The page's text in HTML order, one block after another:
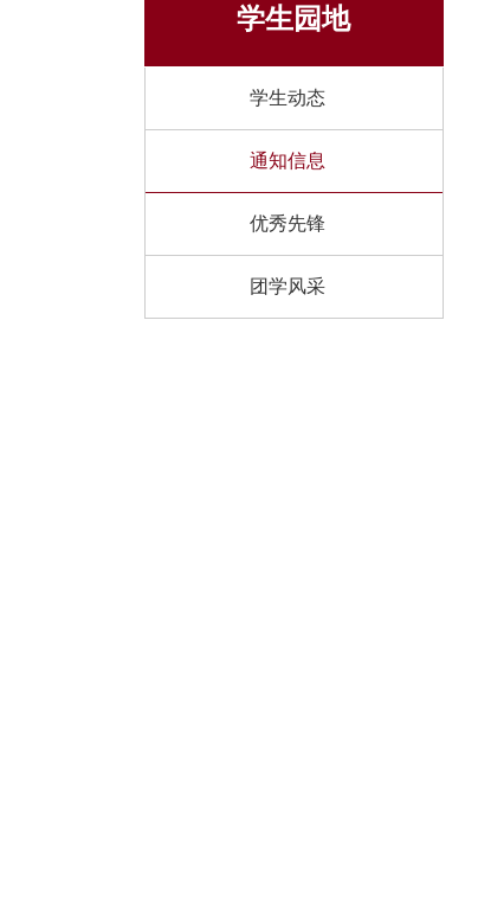
学生园地
学生动态
通知信息
优秀先锋
团学风采